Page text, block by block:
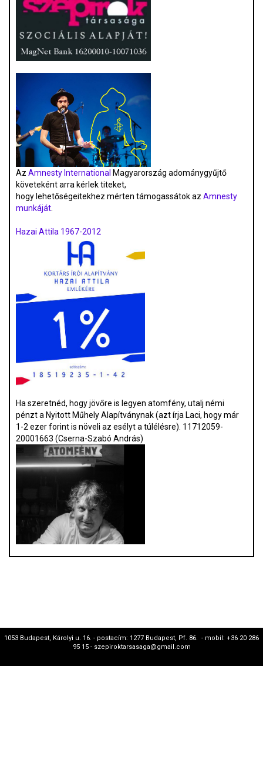
Az Amnesty International Magyarország adománygyűjtő
követeként arra kérlek titeket,
hogy lehetőségeitekhez mérten támogassátok az Amnesty
munkáját.
Hazai Attila 1967-2012
Ha szeretnéd, hogy jövőre is legyen atomfény, utalj némi
pénzt a Nyitott Műhely Alapítványnak (azt írja Laci, hogy már
1-2 ezer forint is növeli az esélyt a túlélésre). 11712059-
20001663 (Cserna-Szabó András)
1053 Budapest, Károlyi u. 16. - postacím: 1277 Budapest, Pf. 86. - mobil: +36 20 286
95 15 - szepiroktarsasaga@gmail.com